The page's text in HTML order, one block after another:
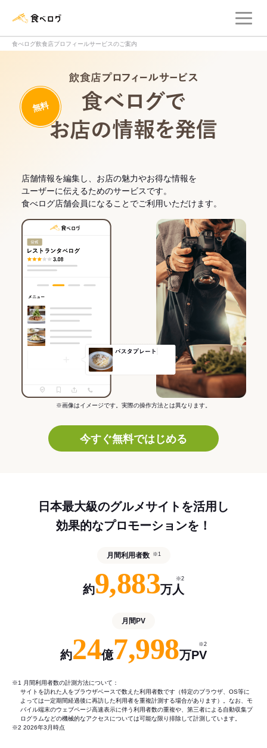
食べログ飲食店プロフィールサービスのご案内
無料
店舗情報を編集し、お店の魅力やお得な情報を
ユーザーに伝えるためのサービスです。
食べログ店舗会員になることでご利用いただけます。
※画像はイメージです。実際の操作方法とは異なります。
今すぐ無料ではじめる
日本最大級のグルメサイトを活用し
効果的なプロモーションを！
月間利用者数 ※1
約9,883万人
※2
月間PV
約24億7,998万PV
※2
※1 月間利用者数の計測方法について：
サイトを訪れた人をブラウザベースで数えた利用者数です（特定のブラウザ、OS等に
よっては一定期間経過後に再訪した利用者を重複計測する場合があります）。なお、モ
バイル端末のウェブページ高速表示に伴う利用者数の重複や、第三者による自動収集プ
ログラムなどの機械的なアクセスについては可能な限り排除して計測しています。
※2 2026年3月時点